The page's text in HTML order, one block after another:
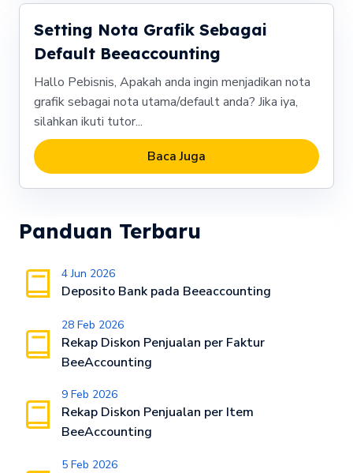
Setting Nota Grafik Sebagai
Default Beeaccounting
Hallo Pebisnis, Apakah anda ingin menjadikan nota
grafik sebagai nota utama/default anda? Jika iya,
silahkan ikuti tutor...
Baca Juga
Panduan Terbaru
4 Jun 2026
Deposito Bank pada Beeaccounting
28 Feb 2026
Rekap Diskon Penjualan per Faktur
BeeAccounting
9 Feb 2026
Rekap Diskon Penjualan per Item
BeeAccounting
5 Feb 2026